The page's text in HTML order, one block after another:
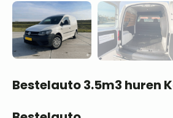
Bestelauto 3.5m3 huren